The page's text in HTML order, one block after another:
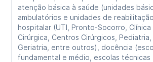
atenção básica à saúde (unidades
ambulatórios e unidades de
hospitalar (UTI, Pronto-Socorro, Clínica
Cirúrgica, Centros Cirúrgicos, Pediatria,
Geriatria, entre outros), docência
fundamental e médio, escolas técnicas